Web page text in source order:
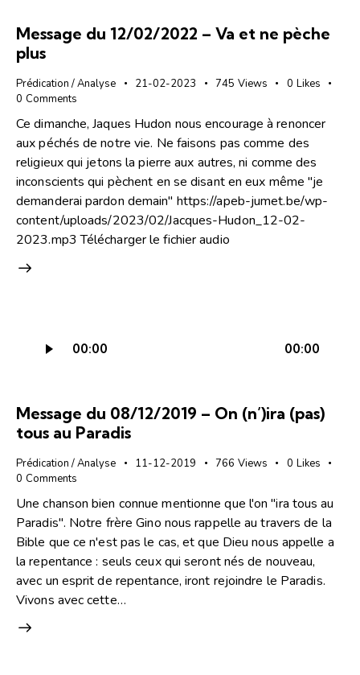
Message du 12/02/2022 – Va et ne pèche
plus
Prédication / Analyse 21-02-2023 745 Views 0 Likes
0 Comments
Ce dimanche, Jaques Hudon nous encourage à renoncer
aux péchés de notre vie. Ne faisons pas comme des
religieux qui jetons la pierre aux autres, ni comme des
inconscients qui pèchent en se disant en eux même "je
demanderai pardon demain" https://apeb-jumet.be/wp-
content/uploads/2023/02/Jacques-Hudon_12-02-
2023.mp3 Télécharger le fichier audio
audio
00:00 00:00
Message du 08/12/2019 – On (n’)ira (pas)
tous au Paradis
Prédication / Analyse 11-12-2019 766 Views 0 Likes
0 Comments
Une chanson bien connue mentionne que l'on "ira tous au
Paradis". Notre frère Gino nous rappelle au travers de la
Bible que ce n'est pas le cas, et que Dieu nous appelle a
la repentance : seuls ceux qui seront nés de nouveau,
avec un esprit de repentance, iront rejoindre le Paradis.
Vivons avec cette…